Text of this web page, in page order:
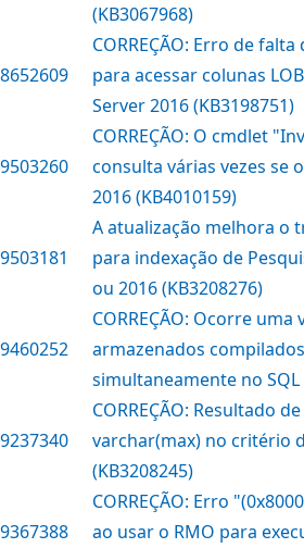
(KB3067968)
8652609
CORREÇÃO: Erro de
para acessar colunas
Server 2016 (KB3198751)
9503260
CORREÇÃO: O cmdlet
consulta várias vezes se
2016 (KB4010159)
9503181
A atualização melhora o
para indexação de
ou 2016 (KB3208276)
9460252
CORREÇÃO: Ocorre
armazenados
simultaneamente no SQL
9237340
CORREÇÃO: Resultado
varchar(max) no critério
(KB3208245)
9367388
CORREÇÃO: Erro
ao usar o RMO para